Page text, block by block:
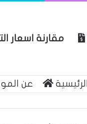
مقارنة اسعار
الرئيسية عن